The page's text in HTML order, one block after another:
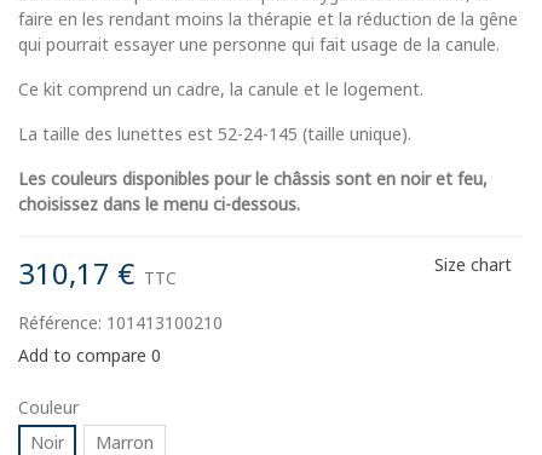
faire en les rendant moins la thérapie et la réduction de la gêne
qui pourrait essayer une personne qui fait usage de la canule.
Ce kit comprend un cadre, la canule et le logement.
La taille des lunettes est 52-24-145 (taille unique).
Les couleurs disponibles pour le châssis sont en noir et feu,
choisissez dans le menu ci-dessous.
310,17 € TTC
Size chart
Référence: 101413100210
Add to compare 0
Couleur
Noir
Marron